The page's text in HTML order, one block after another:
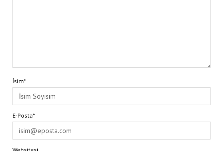
İsim*
E-Posta*